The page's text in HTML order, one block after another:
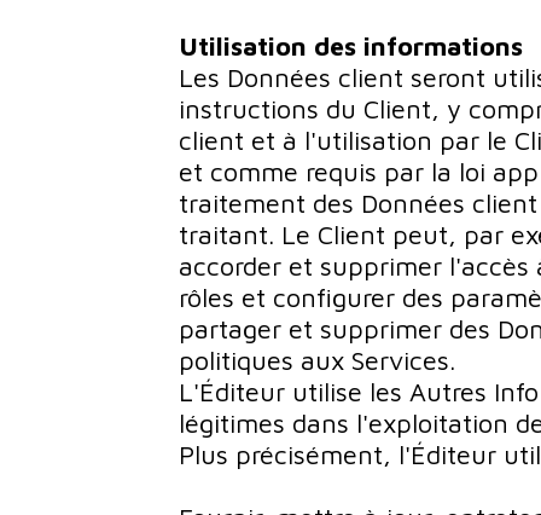
Utilisation des informations
Les Données client seront
instructions du Client, y
client et à l'utilisation par le
et comme requis par la loi
traitement des Données
traitant. Le Client peut, par
accorder et supprimer
rôles et configurer des
partager et supprimer des
politiques aux Services.
L'Éditeur utilise les Autres
légitimes dans l'exploitation
Plus précisément, l'Éditeur